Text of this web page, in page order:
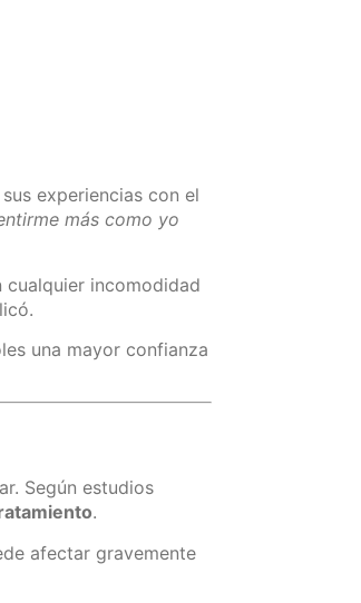
experiencias con el
más como yo
incomodidad
una mayor confianza
Según estudios
.
afectar gravemente